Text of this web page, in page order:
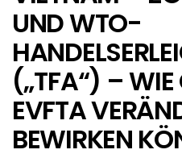
UND WTO-
(„TFA“) – WIE
EVFTA
BEWIRKEN